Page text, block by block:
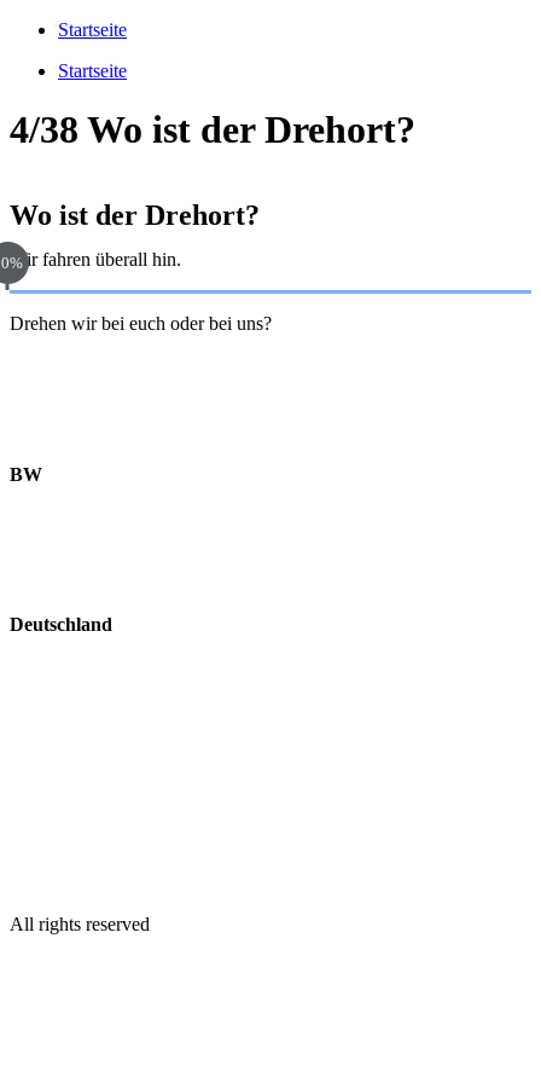
Startseite
Startseite
4/38 Wo ist der Drehort?
Wo ist der Drehort?
Wir fahren überall hin.
Drehen wir bei euch oder bei uns?
BW
Deutschland
All rights reserved